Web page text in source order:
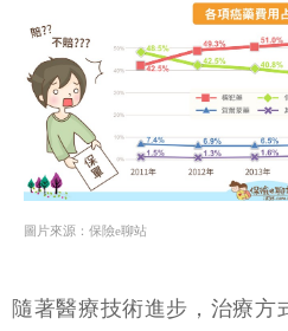
圖片來源：保險e聊站
隨著醫療技術進步，治療方